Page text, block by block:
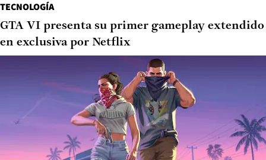
TECNOLOGÍA
GTA VI presenta su primer gameplay extendido
en exclusiva por Netflix